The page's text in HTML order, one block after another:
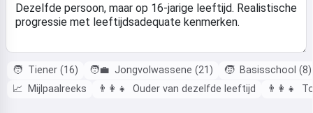
🧑 Tiener (16) 🧑‍💼 Jongvolwassene (21) 🧒 Basisschool (8)
📈
Mijlpaalreeks 👨‍👩‍👧 Ouder van dezelfde leeftijd 👨‍👩‍👧